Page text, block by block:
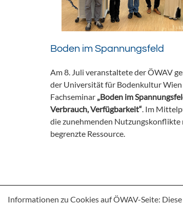
Boden im Spannungsfeld
Am 8. Juli veranstaltete der ÖWAV
der Universität für Bodenkultur Wien
Fachseminar „Boden im
Verbrauch, Verfügbarkeit“. Im
die zunehmenden Nutzungskonflikte
begrenzte Ressource.
Informationen zu Cookies auf ÖWAV-Seite: